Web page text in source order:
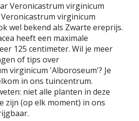
Veronicastrum virginicum
virginicum
wel bekend als Zwarte ereprijs.
heeft een maximale
125 centimeter. Wil je meer
of tips over
virginicum 'Alboroseum'? Je
in ons tuincentrum.
niet alle planten in deze
zijn (op elk moment) in ons